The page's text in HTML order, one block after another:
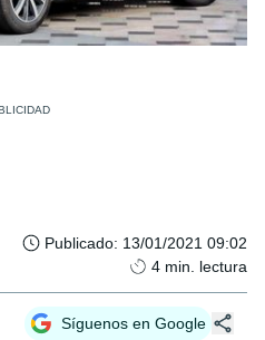
Publicado: 13/01/2021 09:02
4 min. lectura
Síguenos en Google